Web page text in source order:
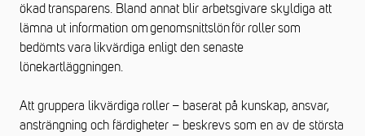
ökad transparens. Bland annat blir arbetsgivare skyldiga att
lämna ut information om genomsnittslön för roller som
bedömts vara likvärdiga enligt den senaste
lönekartläggningen.
Att gruppera likvärdiga roller – baserat på kunskap, ansvar,
ansträngning och färdigheter – beskrevs som en av de största